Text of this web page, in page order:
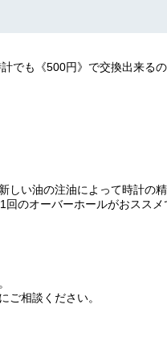
でも《500円》で交換出来る
しい油の注油によって時計の
のオーバーホールがおススメ
ご相談ください。